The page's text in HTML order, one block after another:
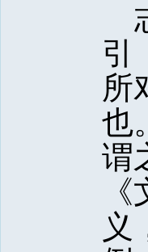
引
所
也
谓
义